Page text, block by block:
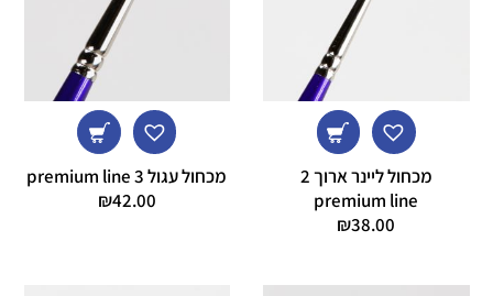
מכחול ליינר ארוך 2
premium line
₪38.00
מכחול עגול 3 premium line
₪42.00